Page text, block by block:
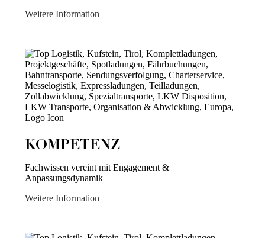
Weitere Information
KOMPETENZ
Fachwissen vereint mit Engagement &
Anpassungsdynamik
Weitere Information